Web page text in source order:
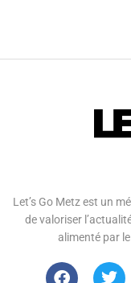
Let’s Go Metz est un
de valoriser
alimenté par